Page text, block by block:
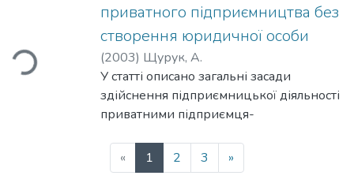
Loading...
приватного підприємництва без
створення юридичної особи
(2003) Щурук, А.
У статті описано загальні засади
здійснення підприємницької діяльності
приватними підприємця-
правову оцінку позитивних та
негативних моментів такої форми
« 1 (current)
2 3 »